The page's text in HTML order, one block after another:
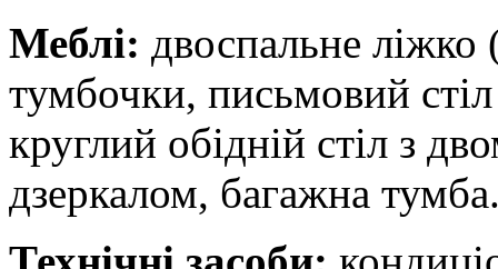
Меблі: двоспальне
тумбочки, письмовий
круглий обідній стіл з
дзеркалом, багажна